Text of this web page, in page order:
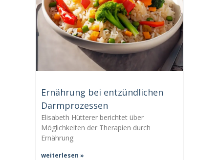
Ernährung bei entzündlichen
Darmprozessen
Elisabeth Hütterer berichtet über
Möglichkeiten der Therapien durch
Ernährung
weiterlesen »